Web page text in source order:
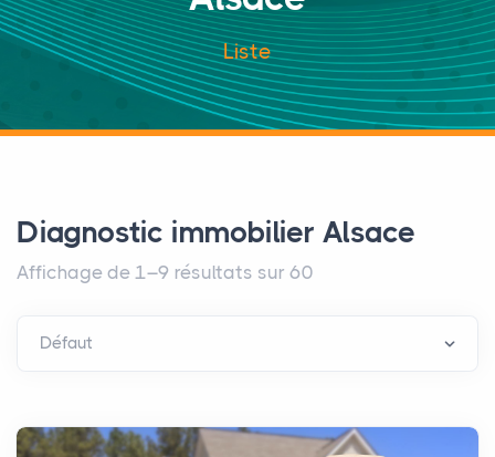
Liste
Diagnostic immobilier Alsace
Affichage de 1–9 résultats sur 60